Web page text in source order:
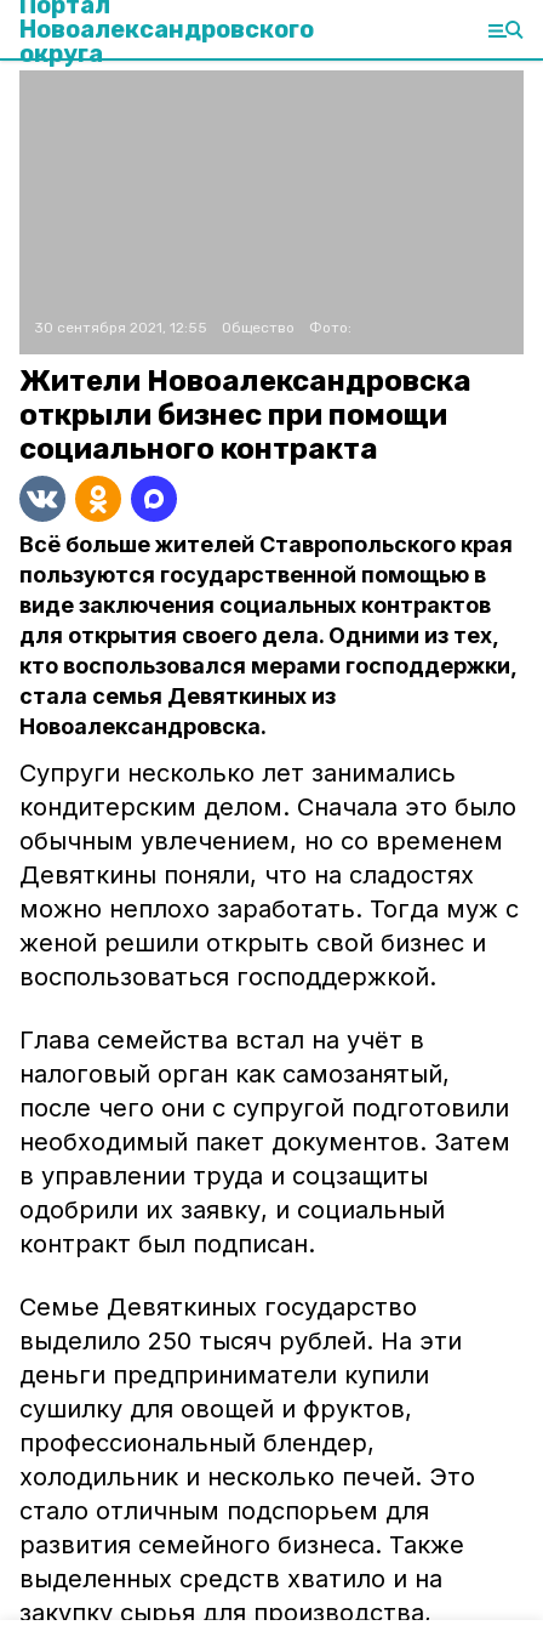
Новоалександровского
округа
30 сентября 2021, 12:55 Общество Фото:
Жители Новоалександровска
открыли бизнес при помощи
социального контракта
Всё больше жителей Ставропольского края
пользуются государственной помощью в
виде заключения социальных контрактов
для открытия своего дела. Одними из тех,
кто воспользовался мерами господдержки,
стала семья Девяткиных из
Новоалександровска.
Супруги несколько лет занимались
кондитерским делом. Сначала это было
обычным увлечением, но со временем
Девяткины поняли, что на сладостях
можно неплохо заработать. Тогда муж с
женой решили открыть свой бизнес и
воспользоваться господдержкой.
Глава семейства встал на учёт в
налоговый орган как самозанятый,
после чего они с супругой подготовили
необходимый пакет документов. Затем
в управлении труда и соцзащиты
одобрили их заявку, и социальный
контракт был подписан.
Семье Девяткиных государство
выделило 250 тысяч рублей. На эти
деньги предприниматели купили
сушилку для овощей и фруктов,
профессиональный блендер,
холодильник и несколько печей. Это
стало отличным подспорьем для
развития семейного бизнеса. Также
выделенных средств хватило и на
закупку сырья для производства,